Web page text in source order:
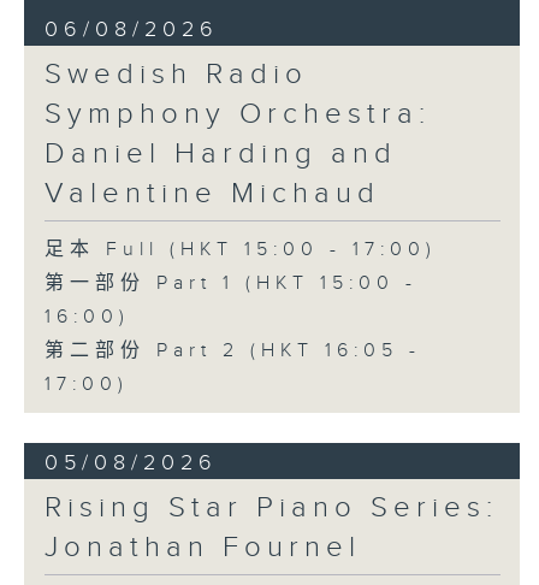
GARDEL (BARRALET arr.)
Por Una Cabeza (4’)
arr.)
Three Nocturnes (12’)
Ryuichi SAKAMOTO (Dani WEN arr.)
Rain (5’)
Nobuo UEMATSU (Hilson YIP arr.)
Suite (15’)
Presented by The Hong Kong
Academy for Performing Arts
Recorded at William Au Concert
Hall, The Hong Kong Academy for
Performing Arts on on 18/4/2026
Recording provided by HKAPA
演艺学院大提琴音乐节2026
开幕音乐会——星籁弦响
06/08/2026
Swedish Radio
Symphony Orchestra:
Daniel Harding and
Valentine Michaud
足本 Full (HKT 15:00 - 17:00)
第一部份 Part 1 (HKT 15:00 -
16:00)
第二部份 Part 2 (HKT 16:05 -
17:00)
05/08/2026
Rising Star Piano Series:
Jonathan Fournel